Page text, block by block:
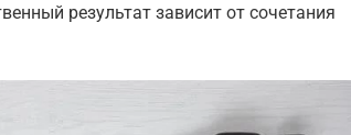
результат зависит от сочетания